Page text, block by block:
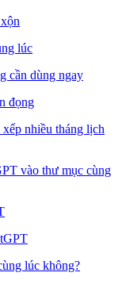
lúc
cần dùng ngay
đọng
nhiều tháng lịch
vào thư mục cùng
lúc không?